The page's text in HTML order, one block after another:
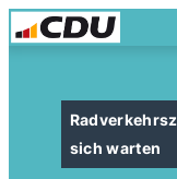
sich warten